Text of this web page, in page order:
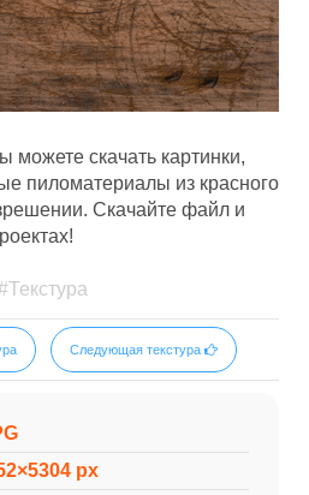
можете скачать картинки,
пиломатериалы из красного
Скачайте файл и
Следующая текстура
px